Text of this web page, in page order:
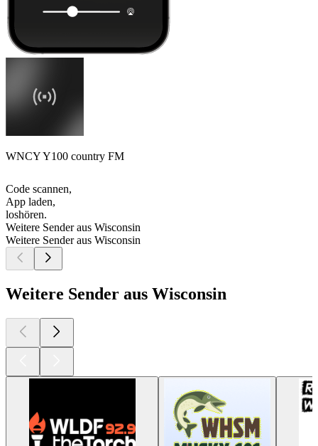
WNCY Y100 country FM
Code scannen,
App laden,
loshören.
Weitere Sender aus Wisconsin
Weitere Sender aus Wisconsin
Weitere Sender aus Wisconsin